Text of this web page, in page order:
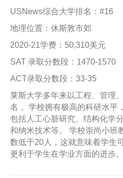
USNews综合大学排名：#16
地理位置：休斯敦市郊
2020-21学费：50,310美元
SAT 录取分数段：1470-1570
ACT录取分数段：33-35
莱斯大学多年来以工程、管理
名， 学校拥有极高的科研水平
包括人工心脏研究、结构化学
和纳米技术等。 学校崇尚小班
数低于20人，这就意味着学生
更利于学生在学业方面的进步。